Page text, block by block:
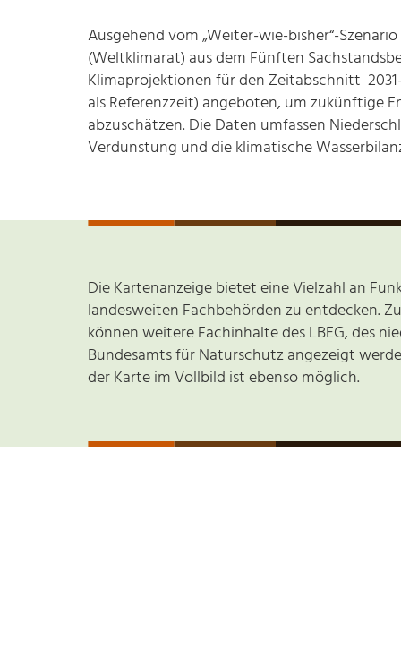
Ausgehend vom „Weiter-wie-bisher“-Szenario
(Weltklimarat) aus dem Fünften
Klimaprojektionen für den Zeitabschnitt
als Referenzzeit) angeboten, um zukünftige
abzuschätzen. Die Daten umfassen
Verdunstung und die klimatische
Die Kartenanzeige bietet eine Vielzahl an
landesweiten Fachbehörden zu entdecken.
können weitere Fachinhalte des LBEG, des
Bundesamts für Naturschutz angezeigt
der Karte im Vollbild ist ebenso möglich.